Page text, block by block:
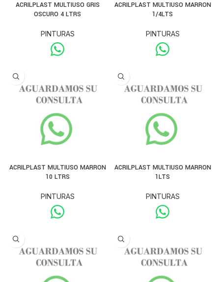
ACRILPLAST MULTIUSO GRIS
OSCURO 4 LTRS
PINTURAS
ACRILPLAST MULTIUSO MARRON
1/4LTS
PINTURAS
ACRILPLAST MULTIUSO MARRON
10 LTRS
PINTURAS
ACRILPLAST MULTIUSO MARRON
1LTS
PINTURAS